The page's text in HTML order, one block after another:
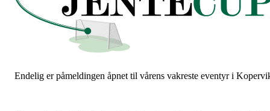
Endelig er påmeldingen åpnet til vårens vakreste eventyr i